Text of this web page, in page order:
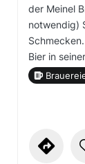
der Meinel
notwendig)
Bier in